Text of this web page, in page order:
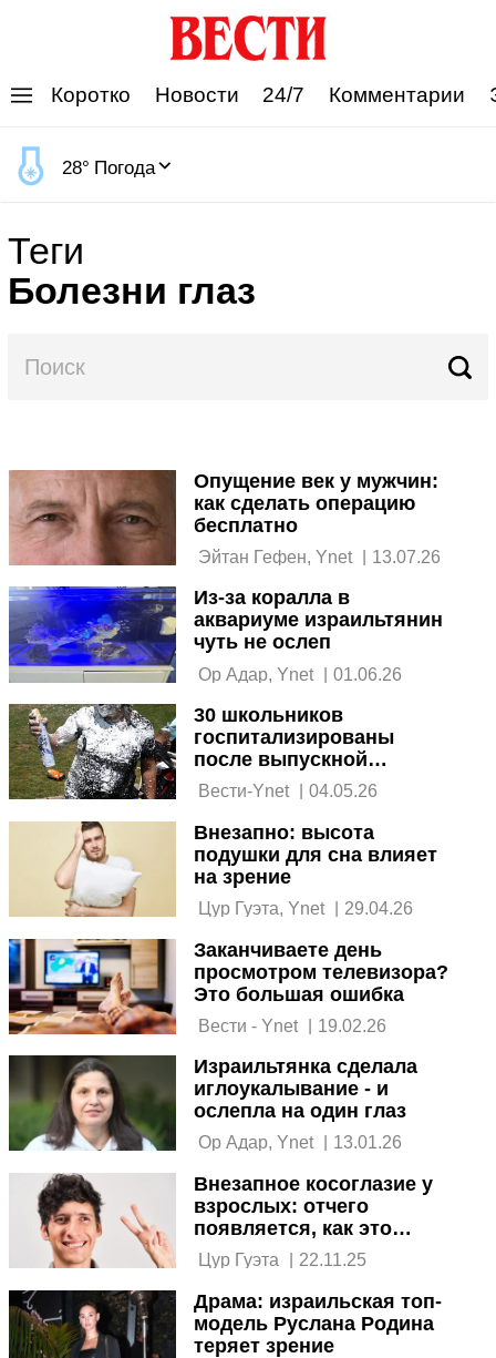
Коротко Новости 24/7 Комментарии
28° Погода
Теги
Болезни глаз
Опущение век у мужчин:
как сделать операцию
бесплатно
Эйтан Гефен, Ynet | 13.07.26
Из-за коралла в
аквариуме израильтянин
чуть не ослеп
Ор Адар, Ynet | 01.06.26
30 школьников
госпитализированы
после выпускной
вечеринки в Хадере
Вести-Ynet | 04.05.26
Внезапно: высота
подушки для сна влияет
на зрение
Цур Гуэта, Ynet | 29.04.26
Заканчиваете день
просмотром телевизора?
Это большая ошибка
Вести - Ynet | 19.02.26
Израильтянка сделала
иглоукалывание - и
ослепла на один глаз
Ор Адар, Ynet 13.01.26
Внезапное косоглазие у
взрослых: отчего
появляется, как это
лечат в Израиле
| 22.11.25
Драма: израильская топ-
модель Руслана Родина
теряет зрение